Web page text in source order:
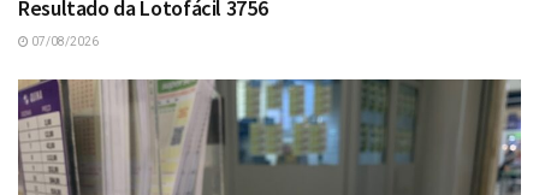
Resultado da Lotofácil 3756
07/08/2026